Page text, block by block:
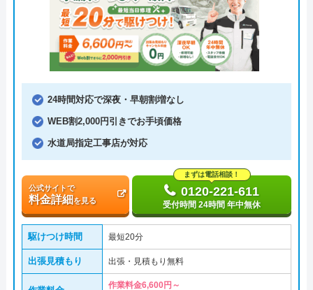
24時間対応で深夜・早朝割増なし
WEB割2,000円引きでお手頃価格
水道局指定工事店が対応
公式サイトで
料金詳細を見る
まずは電話相談！
0120-221-611
受付時間 24時間 年中無休
駆けつけ時間 最短20分
出張見積もり 出張・見積もり無料
作業料金6,600円～